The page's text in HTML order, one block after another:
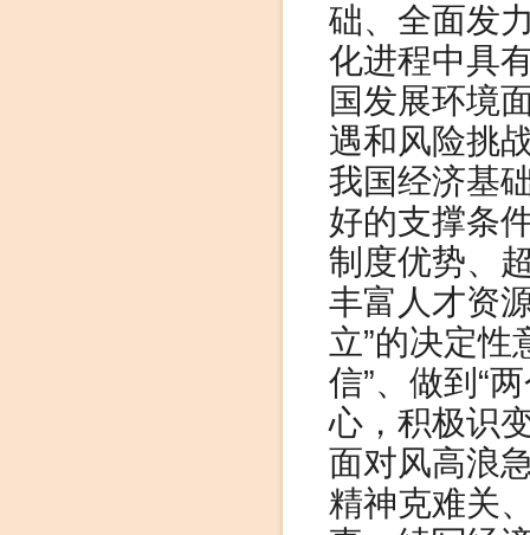
础、全面发
化进程中具
国发展环境
遇和风险挑
我国经济基
好的支撑条
制度优势、
丰富人才资
立”的决定性
信”、做到“
心，积极识
面对风高浪
精神克难关